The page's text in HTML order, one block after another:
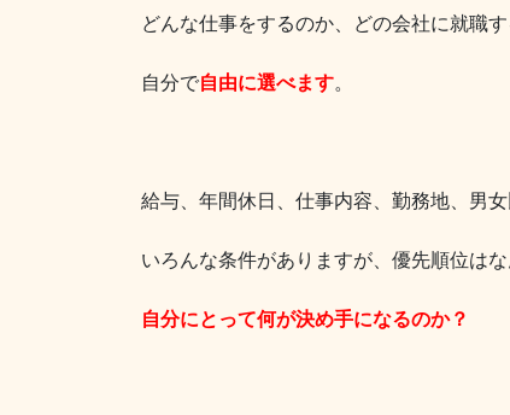
どんな仕事をするのか、どの会社に就職す
自分で自由に選べます。
給与、年間休日、仕事内容、勤務地、男
いろんな条件がありますが、優先順位はな
自分にとって何が決め手になるのか？